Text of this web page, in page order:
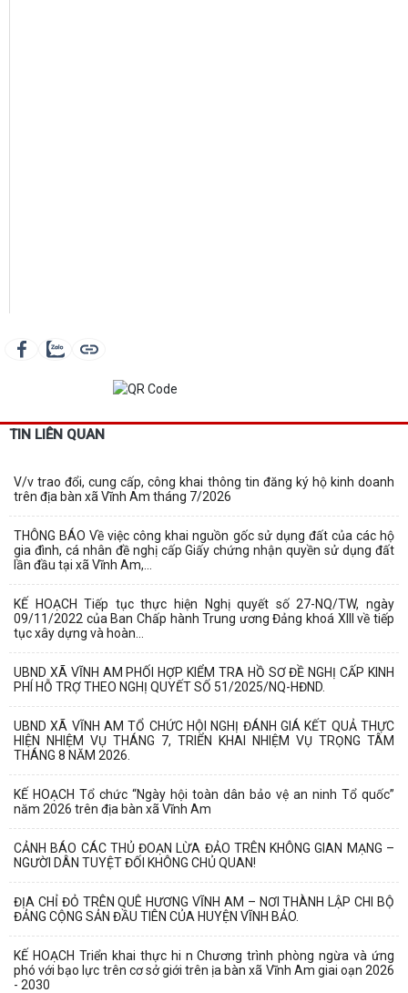
TIN LIÊN QUAN
V/v trao đổi, cung cấp, công khai thông tin đăng ký hộ kinh doanh
trên địa bàn xã Vĩnh Am tháng 7/2026
THÔNG BÁO Về việc công khai nguồn gốc sử dụng đất của các hộ
gia đình, cá nhân đề nghị cấp Giấy chứng nhận quyền sử dụng đất
lần đầu tại xã Vĩnh Am,...
KẾ HOẠCH Tiếp tục thực hiện Nghị quyết số 27-NQ/TW, ngày
09/11/2022 của Ban Chấp hành Trung ương Đảng khoá XIII về tiếp
tục xây dựng và hoàn...
UBND XÃ VĨNH AM PHỐI HỢP KIỂM TRA HỒ SƠ ĐỀ NGHỊ CẤP KINH
PHÍ HỖ TRỢ THEO NGHỊ QUYẾT SỐ 51/2025/NQ-HĐND.
UBND XÃ VĨNH AM TỔ CHỨC HỘI NGHỊ ĐÁNH GIÁ KẾT QUẢ THỰC
HIỆN NHIỆM VỤ THÁNG 7, TRIỂN KHAI NHIỆM VỤ TRỌNG TÂM
THÁNG 8 NĂM 2026.
KẾ HOẠCH Tổ chức “Ngày hội toàn dân bảo vệ an ninh Tổ quốc”
năm 2026 trên địa bàn xã Vĩnh Am
CẢNH BÁO CÁC THỦ ĐOẠN LỪA ĐẢO TRÊN KHÔNG GIAN MẠNG –
NGƯỜI DÂN TUYỆT ĐỐI KHÔNG CHỦ QUAN!
ĐỊA CHỈ ĐỎ TRÊN QUÊ HƯƠNG VĨNH AM – NƠI THÀNH LẬP CHI BỘ
ĐẢNG CỘNG SẢN ĐẦU TIÊN CỦA HUYỆN VĨNH BẢO.
KẾ HOẠCH Triển khai thực hi n Chương trình phòng ngừa và ứng
phó với bạo lực trên cơ sở giới trên ịa bàn xã Vĩnh Am giai oạn 2026
- 2030